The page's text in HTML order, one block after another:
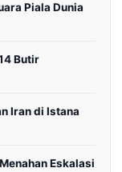
Piala Dunia
Butir
Iran di Istana
Eskalasi